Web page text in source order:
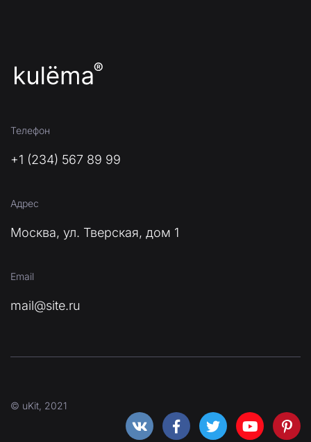
Телефон
+1 (234) 567 89 99
Адрес
Москва, ул. Тверская, дом 1
Email
mail@site.ru
© uKit, 2021